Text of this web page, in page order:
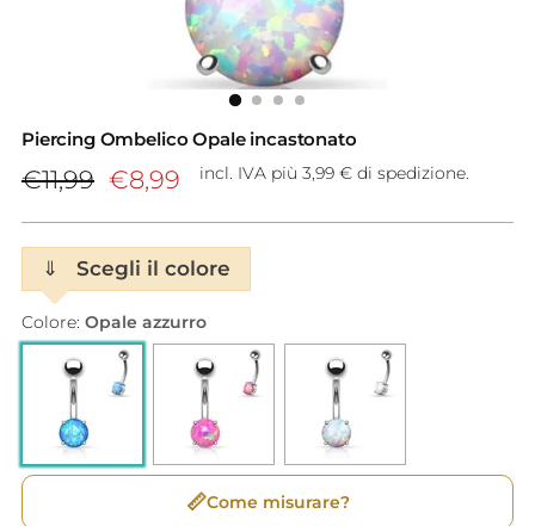
Piercing Ombelico Opale incastonato
Prezzo
listino
€11,99 €8,99 incl. IVA più 3,99 € di spedizione.
⇓ Scegli il colore
Colore: Opale azzurro
📏Come misurare?